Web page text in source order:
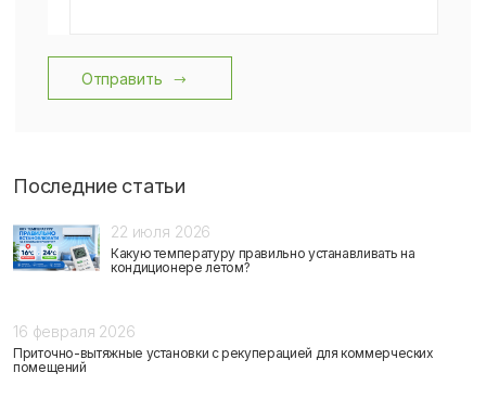
Отправить
Последние статьи
22 июля 2026
Какую температуру правильно устанавливать на
кондиционере летом?
16 февраля 2026
Приточно-вытяжные установки с рекуперацией для коммерческих
помещений